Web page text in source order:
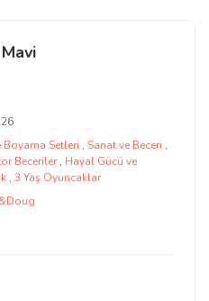
Boyama Setleri , Sanat ve Beceri ,
Beceriler , Hayal Gücü ve
, 3 Yaş Oyuncaklar